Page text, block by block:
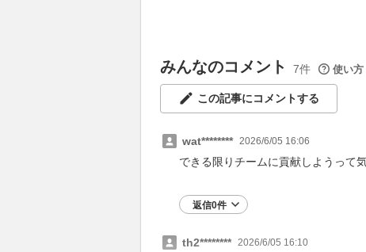
みんなのコメント 7件 使い方
この記事にコメントする
wat******** 2026/6/05 16:06
できる限りチームに貢献しようって
返信0件
th2******** 2026/6/05 16:10